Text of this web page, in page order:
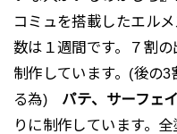
コミュを搭載したエル
数は１週間です。７割
制作しています。(後の
る為) パテ、サーフェ
りに制作しています。